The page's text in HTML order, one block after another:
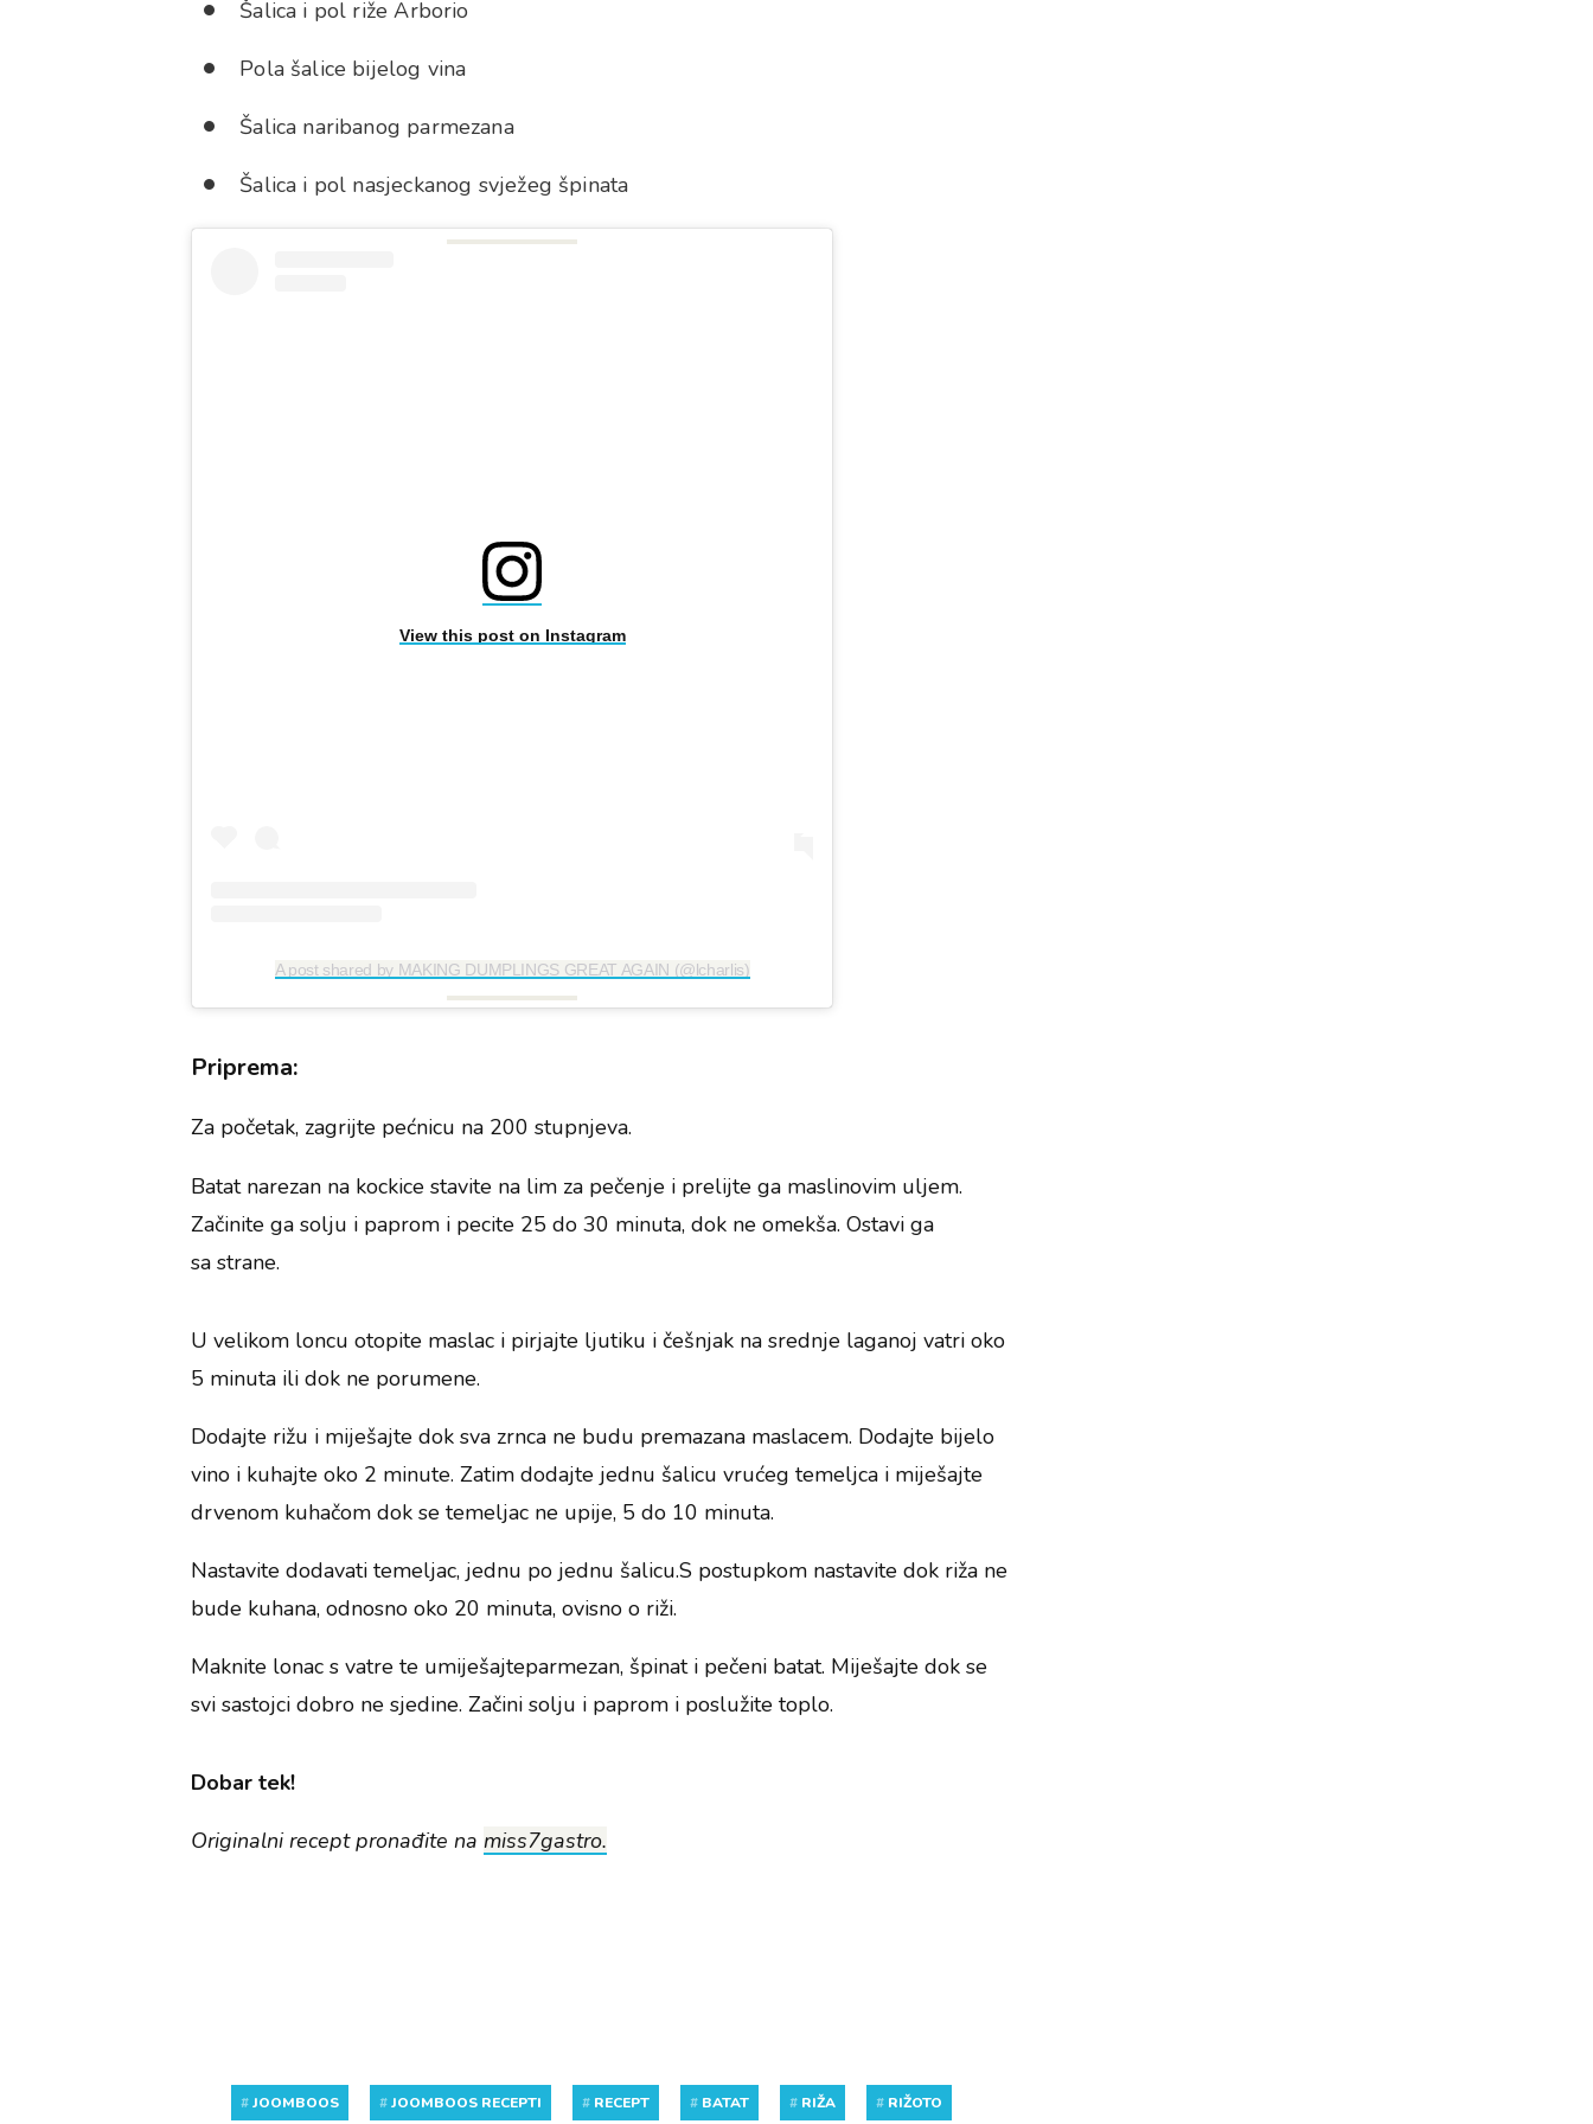
Šalica i pol riže Arborio
Pola šalice bijelog vina
Šalica naribanog parmezana
Šalica i pol nasjeckanog svježeg špinata
View this post on Instagram
A post shared by MAKING DUMPLINGS GREAT AGAIN (@lcharlis)
Priprema:
Za početak, zagrijte pećnicu na 200 stupnjeva.
Batat narezan na kockice stavite na lim za pečenje i prelijte ga maslinovim uljem.
Začinite ga solju i paprom i pecite 25 do 30 minuta, dok ne omekša. Ostavi ga
sa strane.
U velikom loncu otopite maslac i pirjajte ljutiku i češnjak na srednje laganoj vatri oko
5 minuta ili dok ne porumene.
Dodajte rižu i miješajte dok sva zrnca ne budu premazana maslacem. Dodajte bijelo
vino i kuhajte oko 2 minute. Zatim dodajte jednu šalicu vrućeg temeljca i miješajte
drvenom kuhačom dok se temeljac ne upije, 5 do 10 minuta.
Nastavite dodavati temeljac, jednu po jednu šalicu.S postupkom nastavite dok riža ne
bude kuhana, odnosno oko 20 minuta, ovisno o riži.
Maknite lonac s vatre te umiješajteparmezan, špinat i pečeni batat. Miješajte dok se
svi sastojci dobro ne sjedine. Začini solju i paprom i poslužite toplo.
Dobar tek!
Originalni recept pronađite namiss7gastro.
#JOOMBOOS #JOOMBOOS RECEPTI # RECEPT # BATAT # RIŽA # RIŽOTO